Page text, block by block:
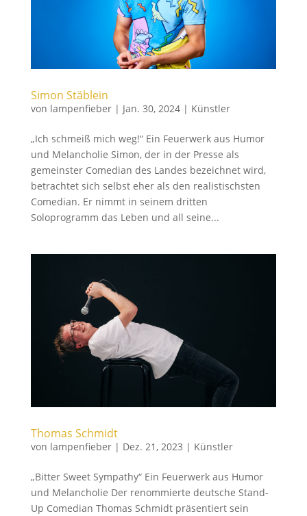
Simon Stäblein
von lampenfieber| Jan. 30, 2024| Künstler
„Ich schmeiß mich weg!“ Ein Feuerwerk aus Humor
und Melancholie Simon, der in der Presse als
gemeinster Comedian des Landes bezeichnet wird,
betrachtet sich selbst eher als den realistischsten
Comedian. Er nimmt in seinem dritten
Soloprogramm das Leben und all seine...
Thomas Schmidt
von lampenfieber| Dez. 21, 2023 | Künstler
„Bitter Sweet Sympathy“ Ein Feuerwerk aus Humor
und Melancholie Der renommierte deutsche Stand-
Up Comedian Thomas Schmidt präsentiert sein